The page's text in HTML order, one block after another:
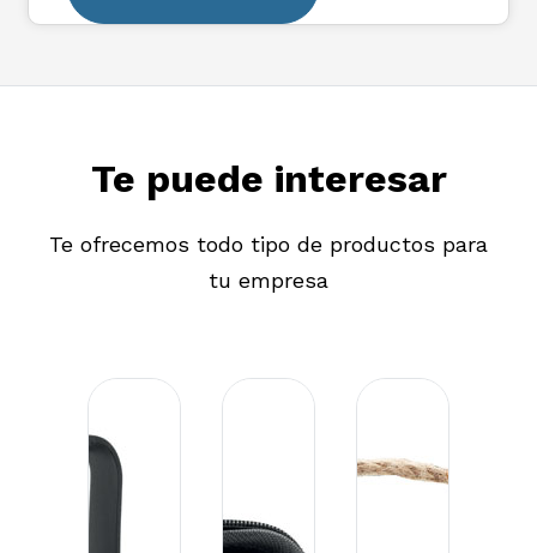
Te puede interesar
Te ofrecemos todo tipo de productos para
tu empresa